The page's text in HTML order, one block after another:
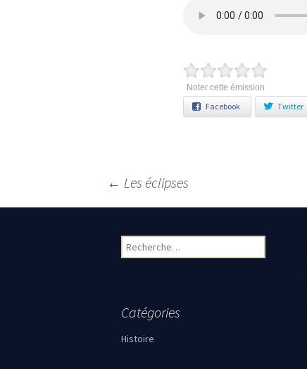
Noter cette émission
Facebook Twitter
Navigation des articles
← Les éclipses
Rechercher :
Catégories
Histoire